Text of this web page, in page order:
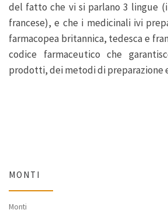
del fatto che vi si parlano 3 lingue
francese), e che i medicinali ivi
farmacopea britannica, tedesca e
codice farmaceutico che
prodotti, dei metodi di preparazione
MONTI
Monti